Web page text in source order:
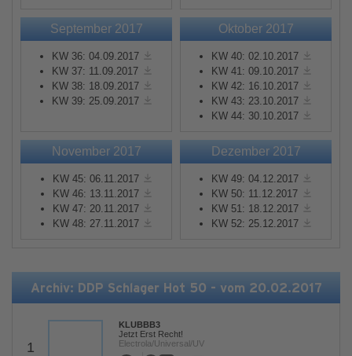
September 2017
KW 36: 04.09.2017
KW 37: 11.09.2017
KW 38: 18.09.2017
KW 39: 25.09.2017
Oktober 2017
KW 40: 02.10.2017
KW 41: 09.10.2017
KW 42: 16.10.2017
KW 43: 23.10.2017
KW 44: 30.10.2017
November 2017
KW 45: 06.11.2017
KW 46: 13.11.2017
KW 47: 20.11.2017
KW 48: 27.11.2017
Dezember 2017
KW 49: 04.12.2017
KW 50: 11.12.2017
KW 51: 18.12.2017
KW 52: 25.12.2017
Archiv: DDP Schlager Hot 50 - vom 20.02.2017
1
KLUBBB3
Jetzt Erst Recht!
Electrola/Universal/UV